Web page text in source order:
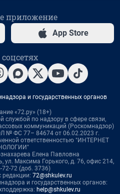
приложение
App Store
и государственных органов
«72.ру» (18+)
службой по надзору в сфере связи,
коммуникаций (Роскомнадзор)
№ ФС 77– 84674 от 06.02.2023 г.
ответственностью "ИНТЕРНЕТ
Елена Павловна
ул. Максима Горького, д. 76, офис 214,
72-72 (доб. 3736)
редакции: 72@shkulev.ru
и государственных органов:
help@shkulev.ru